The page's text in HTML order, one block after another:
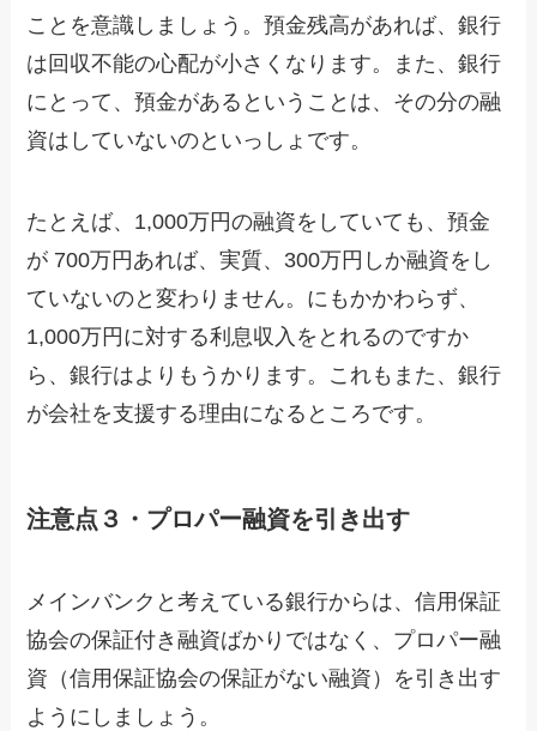
ことを意識しましょう。預金残高があれば、銀行
は回収不能の心配が小さくなります。また、銀行
にとって、預金があるということは、その分の融
資はしていないのといっしょです。
たとえば、1,000万円の融資をしていても、預金
が 700万円あれば、実質、300万円しか融資をし
ていないのと変わりません。にもかかわらず、
1,000万円に対する利息収入をとれるのですか
ら、銀行はよりもうかります。これもまた、銀行
が会社を支援する理由になるところです。
注意点３・プロパー融資を引き出す
メインバンクと考えている銀行からは、信用保証
協会の保証付き融資ばかりではなく、プロパー融
資（信用保証協会の保証がない融資）を引き出す
ようにしましょう。